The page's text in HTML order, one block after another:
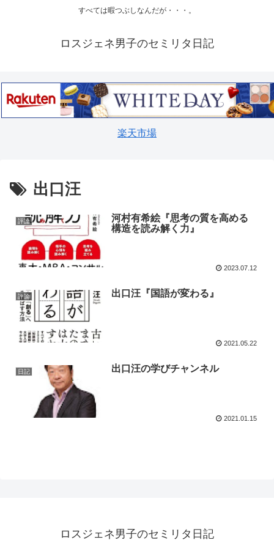
すべては暇つぶしなんだが・・・。
ロスジェネ男子のセミリタ日記
楽天市場
出口汪
評論
河村有希絵『思考の質を高める
構造を読み解く力』
2023.07.12
評論 出口汪『国語が変わる』
2021.05.22
日記 出口汪の学びチャンネル
2021.01.15
ロスジェネ男子のセミリタ日記